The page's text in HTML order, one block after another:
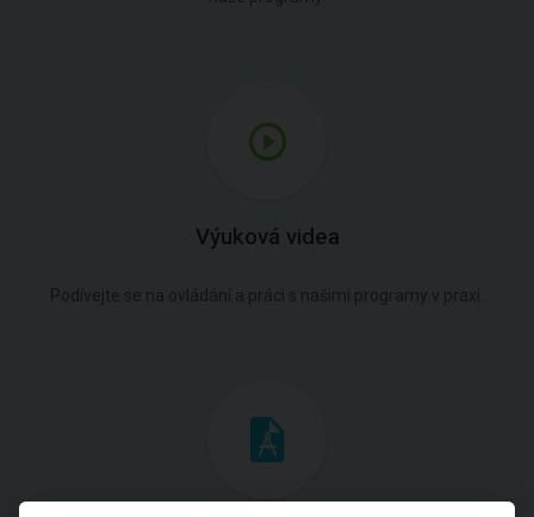
Výuková videa
Podívejte se na ovládání a práci s našimi programy v praxi.